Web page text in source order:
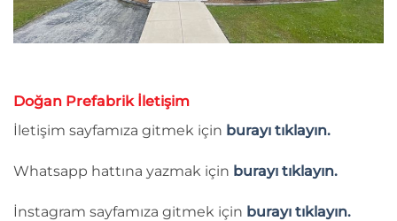
Doğan Prefabrik İletişim
İletişim sayfamıza gitmek için burayı tıklayın.
Whatsapp hattına yazmak için burayı tıklayın.
İnstagram sayfamıza gitmek için burayı tıklayın.